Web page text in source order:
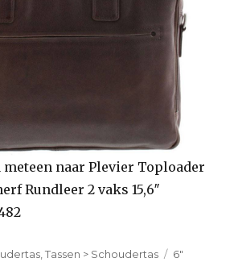
naar Plevier Toploader
Rundleer 2 vaks 15,6″
,Tassen > Schoudertas Tags
6"